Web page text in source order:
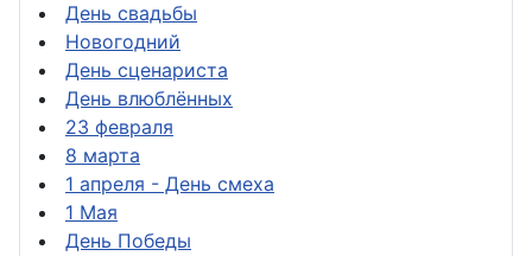
День свадьбы
Новогодний
День сценариста
День влюблённых
23 февраля
8 марта
1 апреля - День смеха
1 Мая
День Победы